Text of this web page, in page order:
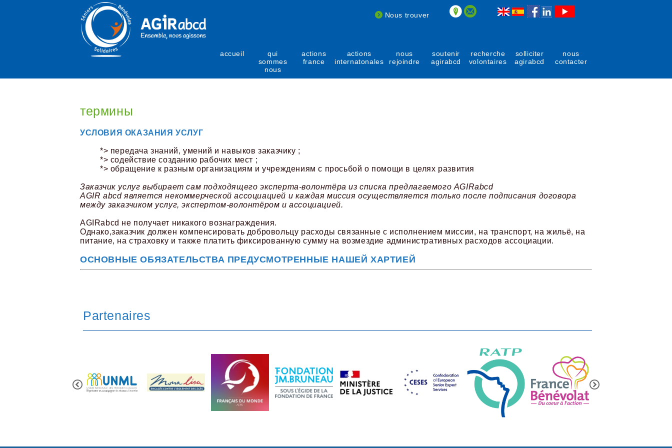
Nous trouver
accueil
qui
sommes
nous
actions
france
actions
internatonales
nous
rejoindre
soutenir
agirabcd
recherche
volontaires
solliciter
agirabcd
nous
contacter
термины
УСЛОВИЯ ОКАЗАНИЯ УСЛУГ
*> передача знаний, умений и навыков заказчику ;
*> содействие созданию рабочих мест ;
*> обращение к разным организациям и учреждениям с просьбой о помощи в целях развития
Заказчик услуг выбирает сам подходящего эксперта-волонтёра из списка предлагаемого AGIRabcd
АGIR abcd является некоммерческой ассоциацией и каждая миссия осуществляется только после подписания договора
между заказчиком услуг, экспертом-волонтёром и ассоциацией.
AGIRabcd не получает никакого вознаграждения.
Однако,заказчик должен компенсировать добровольцу расходы связанные c исполнением миссии, на транспорт, на жильё, на
питаниe, на страховку и также платить фиксированную сумму на возмездие административных расходов ассоциации.
ОСНОВНЫЕ ОБЯЗАТЕЛЬСТВА ПРЕДУСМОТРЕННЫЕ НАШЕЙ ХАРТИЕЙ
Partenaires